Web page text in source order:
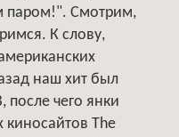
паром!". Смотрим,
К слову,
наш хит был
после чего янки
The